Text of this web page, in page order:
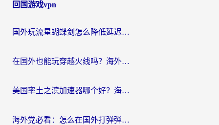
回国游戏vpn
国外玩流星蝴蝶剑怎么降低延迟？海外党必看的加速秘籍（含欧洲鸣潮&彩虹岛优化攻略）
在国外也能玩穿越火线吗？海外玩家国服游戏畅玩终极指南
美国率土之滨加速器哪个好？海外党国服游戏畅玩终极指南（附多游戏解决方案）
海外党必看：怎么在国外打弹弹堂不卡？番茄加速器亲测指南